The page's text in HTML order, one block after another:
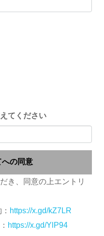
てください
への同意
き、同意の上エントリ
https://x.gd/kZ7LR
https://x.gd/YlP94